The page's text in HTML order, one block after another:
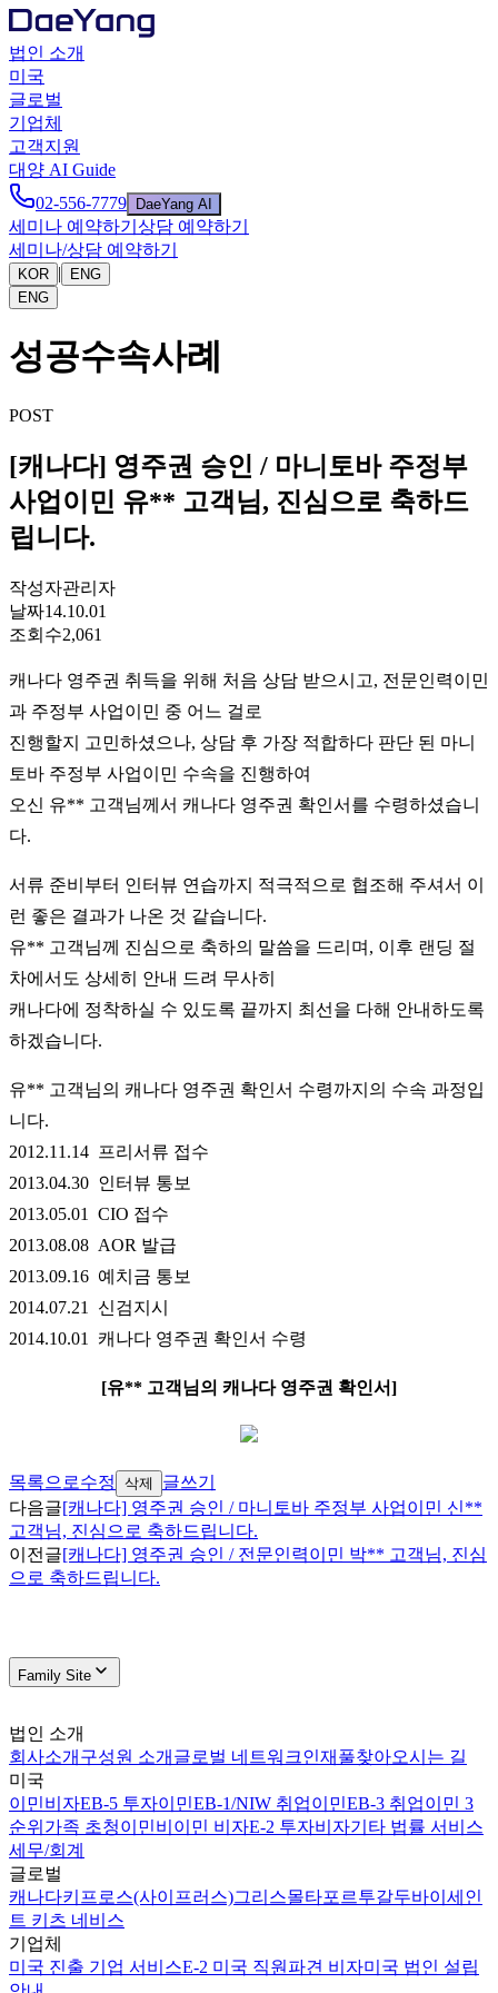
법인 소개
미국
글로벌
기업체
고객지원
대양 AI Guide
02-556-7779
DaeYang AI
세미나 예약하기 상담 예약하기
세미나/상담 예약하기
KOR |
ENG
ENG
성공수속사례
POST
[캐나다] 영주권 승인 / 마니토바 주정부
사업이민 유** 고객님, 진심으로 축하드
립니다.
작성자관리자
날짜14.10.01
조회수2,061
캐나다 영주권 취득을 위해 처음 상담 받으시고, 전문인력이민
과 주정부 사업이민 중 어느 걸로
진행할지 고민하셨으나, 상담 후 가장 적합하다 판단 된 마니
토바 주정부 사업이민 수속을 진행하여
오신 유** 고객님께서 캐나다 영주권 확인서를 수령하셨습니
다.
서류 준비부터 인터뷰 연습까지 적극적으로 협조해 주셔서 이
런 좋은 결과가 나온 것 같습니다.
유** 고객님께 진심으로 축하의 말씀을 드리며, 이후 랜딩 절
차에서도 상세히 안내 드려 무사히
캐나다에 정착하실 수 있도록 끝까지 최선을 다해 안내하도록
하겠습니다.
유** 고객님의 캐나다 영주권 확인서 수령까지의 수속 과정입
니다.
2012.11.14 프리서류 접수
2013.04.30 인터뷰 통보
2013.05.01 CIO 접수
2013.08.08 AOR 발급
2013.09.16 예치금 통보
2014.07.21 신검지시
2014.10.01 캐나다 영주권 확인서 수령
[유** 고객님의 캐나다 영주권 확인서]
목록으로수정 삭제
글쓰기
다음글[캐나다] 영주권 승인 / 마니토바 주정부 사업이민 신**
고객님, 진심으로 축하드립니다.
이전글[캐나다] 영주권 승인 / 전문인력이민 박** 고객님, 진심
으로 축하드립니다.
Family Site
법인 소개
회사소개 구성원 소개 글로벌 네트워크인재풀찾아오시는 길
미국
이민비자EB-5 투자이민EB-1/NIW 취업이민EB-3 취업이민 3
순위 가족 초청이민비이민 비자E-2 투자비자기타 법률 서비스
세무/회계
글로벌
캐나다키프로스(사이프러스)그리스몰타포르투갈두바이 세인
트 키츠 네비스
기업체
미국 진출 기업 서비스E-2 미국 직원파견 비자미국 법인 설립